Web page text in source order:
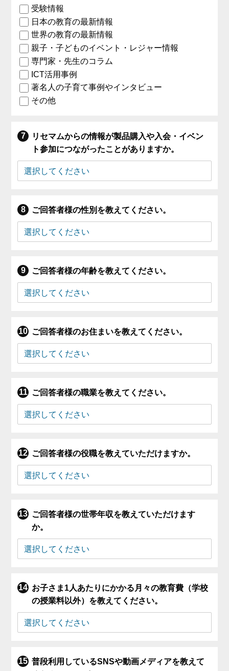
受験情報
日本の教育の最新情報
世界の教育の最新情報
親子・子どものイベント・レジャー情報
専門家・先生のコラム
ICT活用事例
著名人の子育て事例やインタビュー
その他
リセマムからの情報が製品購入や入会・イベン
ト参加につながったことがありますか。
ご回答者様の性別を教えてください。
ご回答者様の年齢を教えてください。
ご回答者様のお住まいを教えてください。
ご回答者様の職業を教えてください。
ご回答者様の役職を教えていただけますか。
ご回答者様の世帯年収を教えていただけます
か。
お子さま1人あたりにかかる月々の教育費（学校
の授業料以外）を教えてください。
普段利用しているSNSや動画メディアを教えて